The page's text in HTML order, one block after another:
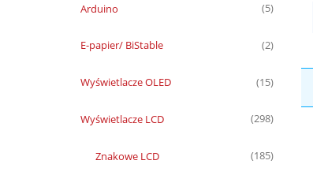
Arduino (5)
E-papier/ BiStable (2)
Wyświetlacze OLED (15)
Wyświetlacze LCD (298)
Znakowe LCD (185)